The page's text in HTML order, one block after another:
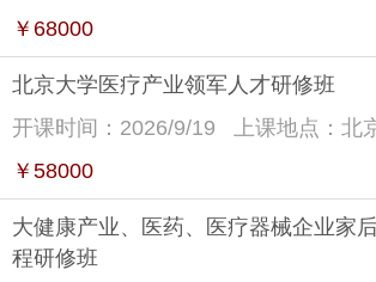
￥68000
北京大学医疗产业领军人才研修班
开课时间：2026/9/19
上课地点：北
￥58000
大健康产业、医药、医疗器械企业家
程研修班